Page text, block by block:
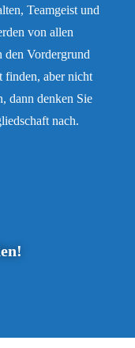
Teamgeist und
von allen
den Vordergrund
finden, aber nicht
dann denken Sie
nach.